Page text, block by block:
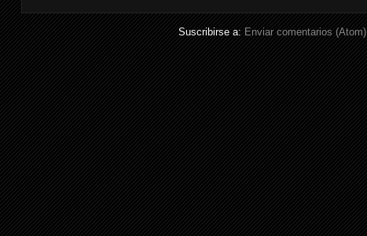
Suscribirse a: Enviar comentarios (Atom)